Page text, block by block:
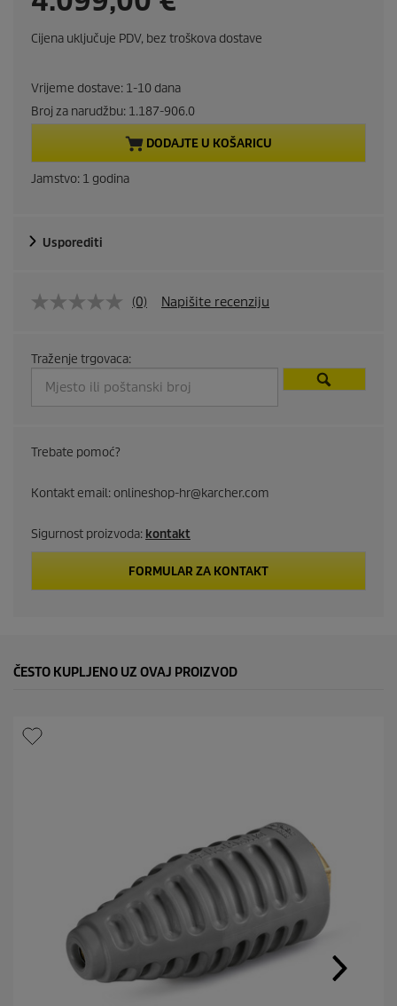
u
r
e
n
p
r
d
u
p
r
i
Cijena uključuje PDV, bez troškova dostave
Vrijeme dostave: 1-10 dana
Broj za narudžbu: 1.187-906.0
DODAJTE U KOŠARICU
Jamstvo: 1 godina
Usporediti
(0) Napišite recenziju
Traženje trgovaca:
Trebate pomoć?
Kontakt email: onlineshop-hr@karcher.com
Sigurnost proizvoda: kontakt
FORMULAR ZA KONTAKT
ČESTO KUPLJENO UZ OVAJ PROIZVOD